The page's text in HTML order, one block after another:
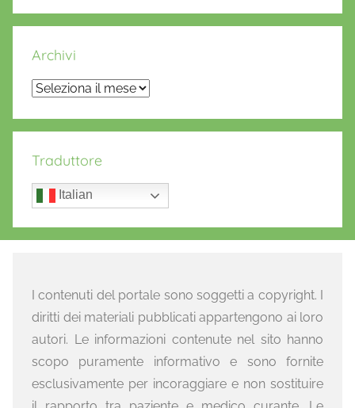
Archivi
Archivi
Traduttore
Italian
I contenuti del portale sono soggetti a copyright. I
diritti dei materiali pubblicati appartengono ai loro
autori. Le informazioni contenute nel sito hanno
scopo puramente informativo e sono fornite
esclusivamente per incoraggiare e non sostituire